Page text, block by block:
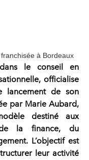
à Bordeaux
le conseil en
officialise
lancement de son
par Marie Aubard,
destiné aux
de la finance, du
L’objectif est
leur activité